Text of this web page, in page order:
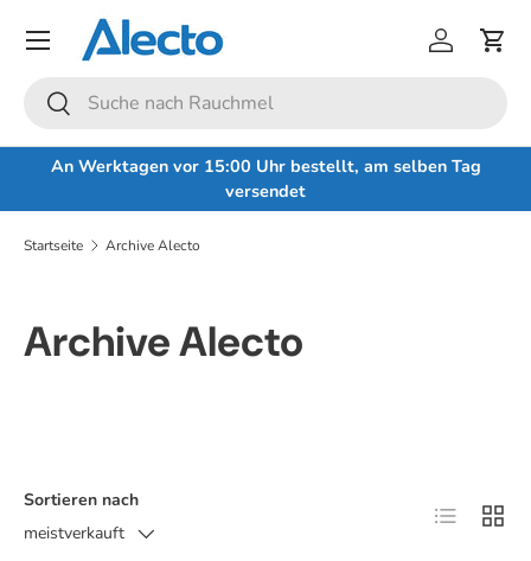
Direkt zum Inhalt
Suchen
Suchen
Einloggen
Menü
An Werktagen vor 15:00 Uhr bestellt, am selben Tag
versendet
Startseite Archive Alecto
Archive Alecto
Sortieren nach
meistverkauft